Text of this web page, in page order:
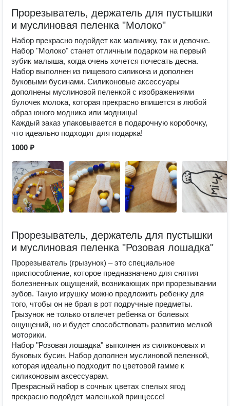
Прорезыватель, держатель для пустышки
и муслиновая пеленка "Молоко"
Набор прекрасно подойдет как мальчику, так и девочке.
Набор "Молоко" станет отличным подарком на первый
зубик малыша, когда очень хочется почесать десна.
Набор выполнен из пищевого силикона и дополнен
буковыми бусинами. Силиконовые аксессуары
дополнены муслиновой пеленкой с изображениями
булочек молока, которая прекрасно впишется в любой
образ юного модника или модницы!
Каждый заказ упаковывается в подарочную коробочку,
что идеально подходит для подарка!
1000 ₽
Прорезыватель, держатель для пустышки
и муслиновая пеленка "Розовая лошадка"
Прорезыватель (грызунок) – это специальное
приспособление, которое предназначено для снятия
болезненных ощущений, возникающих при прорезывании
зубов. Такую игрушку можно предложить ребенку для
того, чтобы он не брал в рот подручные предметы.
Грызунок не только отвлечет ребенка от болевых
ощущений, но и будет способствовать развитию мелкой
моторики.
Набор "Розовая лошадка" выполнен из силиконовых и
буковых бусин. Набор дополнен муслиновой пеленкой,
которая идеально подходит по цветовой гамме к
силиконовым аксессуарам.
Прекрасный набор в сочных цветах спелых ягод
прекрасно подойдет маленькой принцессе!